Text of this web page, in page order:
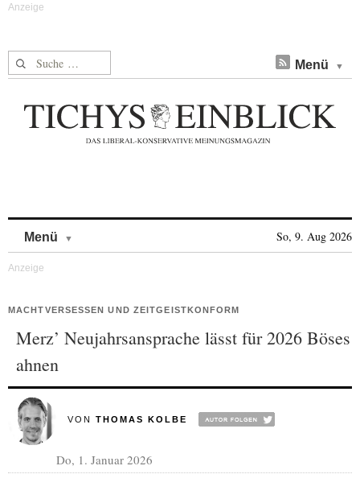
Suche nach: Menü
Menü So, 9. Aug 2026
MACHTVERSESSEN UND ZEITGEISTKONFORM
Merz’ Neujahrsansprache lässt für 2026 Böses
ahnen
VON THOMAS KOLBE
Do, 1. Januar 2026